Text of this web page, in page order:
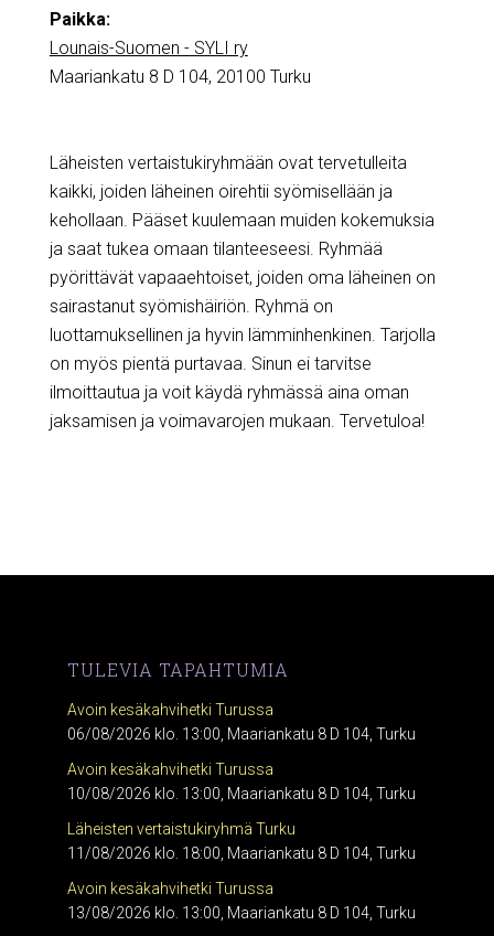
Paikka:
Lounais-Suomen - SYLI ry
Maariankatu 8 D 104, 20100 Turku
Läheisten vertaistukiryhmään ovat tervetulleita
kaikki, joiden läheinen oirehtii syömisellään ja
kehollaan. Pääset kuulemaan muiden kokemuksia
ja saat tukea omaan tilanteeseesi. Ryhmää
pyörittävät vapaaehtoiset, joiden oma läheinen on
sairastanut syömishäiriön. Ryhmä on
luottamuksellinen ja hyvin lämminhenkinen. Tarjolla
on myös pientä purtavaa. Sinun ei tarvitse
ilmoittautua ja voit käydä ryhmässä aina oman
jaksamisen ja voimavarojen mukaan. Tervetuloa!
TULEVIA TAPAHTUMIA
Avoin kesäkahvihetki Turussa
06/08/2026 klo. 13:00, Maariankatu 8 D 104, Turku
Avoin kesäkahvihetki Turussa
10/08/2026 klo. 13:00, Maariankatu 8 D 104, Turku
Läheisten vertaistukiryhmä Turku
11/08/2026 klo. 18:00, Maariankatu 8 D 104, Turku
Avoin kesäkahvihetki Turussa
13/08/2026 klo. 13:00, Maariankatu 8 D 104, Turku